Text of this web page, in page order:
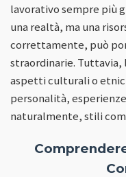
lavorativo sempre più
una realtà, ma una
correttamente, può
straordinarie. Tuttavia,
aspetti culturali o
personalità,
naturalmente, stili